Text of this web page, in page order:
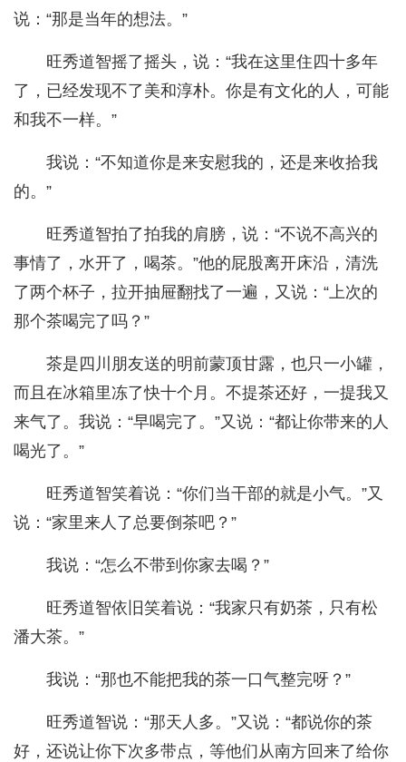
说：“那是当年的想法。”
旺秀道智摇了摇头，说：“我在这里住四十多年
了，已经发现不了美和淳朴。你是有文化的人，可能
和我不一样。”
我说：“不知道你是来安慰我的，还是来收拾我
的。”
旺秀道智拍了拍我的肩膀，说：“不说不高兴的
事情了，水开了，喝茶。”他的屁股离开床沿，清洗
了两个杯子，拉开抽屉翻找了一遍，又说：“上次的
那个茶喝完了吗？”
茶是四川朋友送的明前蒙顶甘露，也只一小罐，
而且在冰箱里冻了快十个月。不提茶还好，一提我又
来气了。我说：“早喝完了。”又说：“都让你带来的人
喝光了。”
旺秀道智笑着说：“你们当干部的就是小气。”又
说：“家里来人了总要倒茶吧？”
我说：“怎么不带到你家去喝？”
旺秀道智依旧笑着说：“我家只有奶茶，只有松
潘大茶。”
我说：“那也不能把我的茶一口气整完呀？”
旺秀道智说：“那天人多。”又说：“都说你的茶
好，还说让你下次多带点，等他们从南方回来了给你